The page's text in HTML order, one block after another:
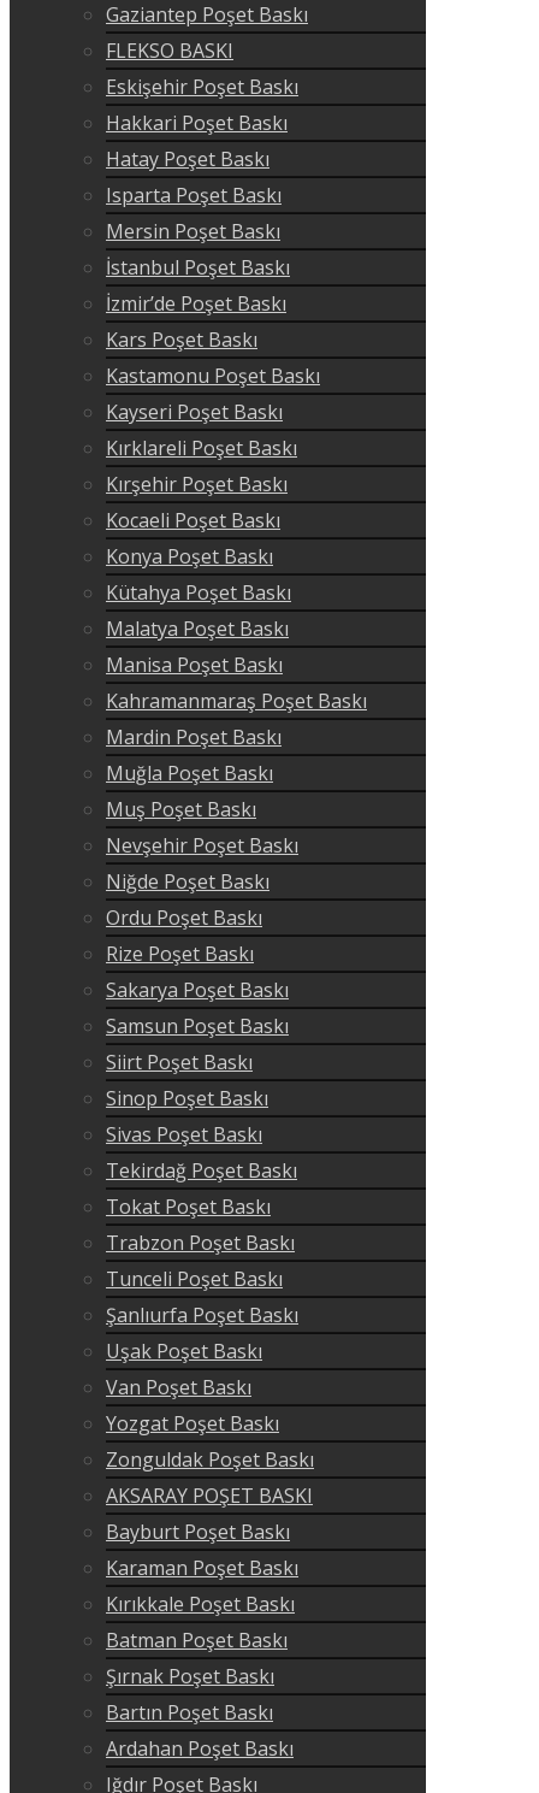
Gaziantep Poşet Baskı
FLEKSO BASKI
Eskişehir Poşet Baskı
Hakkari Poşet Baskı
Hatay Poşet Baskı
Isparta Poşet Baskı
Mersin Poşet Baskı
İstanbul Poşet Baskı
İzmir’de Poşet Baskı
Kars Poşet Baskı
Kastamonu Poşet Baskı
Kayseri Poşet Baskı
Kırklareli Poşet Baskı
Kırşehir Poşet Baskı
Kocaeli Poşet Baskı
Konya Poşet Baskı
Kütahya Poşet Baskı
Malatya Poşet Baskı
Manisa Poşet Baskı
Kahramanmaraş Poşet Baskı
Mardin Poşet Baskı
Muğla Poşet Baskı
Muş Poşet Baskı
Nevşehir Poşet Baskı
Niğde Poşet Baskı
Ordu Poşet Baskı
Rize Poşet Baskı
Sakarya Poşet Baskı
Samsun Poşet Baskı
Siirt Poşet Baskı
Sinop Poşet Baskı
Sivas Poşet Baskı
Tekirdağ Poşet Baskı
Tokat Poşet Baskı
Trabzon Poşet Baskı
Tunceli Poşet Baskı
Şanlıurfa Poşet Baskı
Uşak Poşet Baskı
Van Poşet Baskı
Yozgat Poşet Baskı
Zonguldak Poşet Baskı
AKSARAY POŞET BASKI
Bayburt Poşet Baskı
Karaman Poşet Baskı
Kırıkkale Poşet Baskı
Batman Poşet Baskı
Şırnak Poşet Baskı
Bartın Poşet Baskı
Ardahan Poşet Baskı
Iğdır Poşet Baskı